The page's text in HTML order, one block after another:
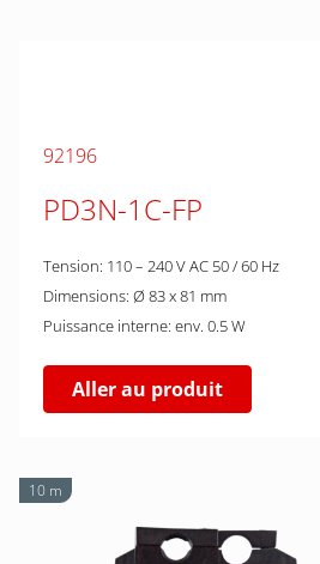
92196
PD3N-1C-FP
Tension: 110 – 240 V AC 50 / 60 Hz
Dimensions: Ø 83 x 81 mm
Puissance interne: env. 0.5 W
Aller au produit
10 m